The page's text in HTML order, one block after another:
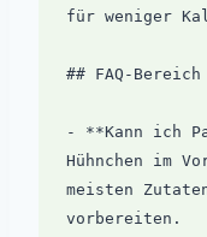
für weniger
## FAQ-Bereich
- **Kann ich
Hühnchen im
meisten
vorbereiten.